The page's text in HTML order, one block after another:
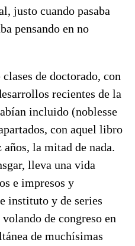
justo cuando pasaba
pensando en no
de doctorado, con
recientes de la
incluido (noblesse
con aquel libro
la mitad de nada.
lleva una vida
e impresos y
instituto y de series
de congreso en
de muchísimas